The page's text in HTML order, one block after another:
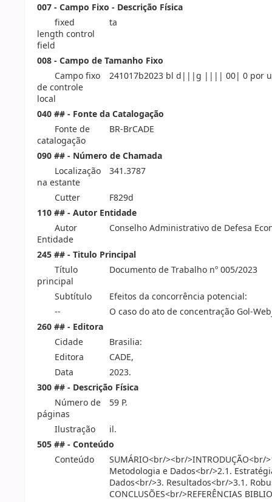
007 - Campo Fixo - Descrição Física
fixed
length control
field
ta
008 - Campo de Tamanho Fixo
Campo fixo
de controle
local
241017b2023 bl d|||g |||| 00| 0 por u
040 ## - Fonte da Catalogação
Fonte de
catalogação
BR-BrCADE
090 ## - Número de Chamada
Localização
na estante
341.3787
Cutter
F829d
110 ## - Autor Entidade
Autor
Entidade
Conselho Administrativo de Defesa
245 ## - Titulo Principal
Título
principal
Documento de Trabalho nº 005/2023
Subtítulo
Efeitos da concorrência potencial:
--
O caso do ato de concentração Gol-
260 ## - Editora
Cidade
Brasilia:
Editora
CADE,
Data
2023.
300 ## - Descrição Física
Número de
páginas
59 P.
Ilustração
il.
505 ## - Conteúdo
Conteúdo
SUMÁRIO<br/><br/
Metodologia e Dados<br/>2.1.
Dados<br/>3. Resultados<br/>3.1.
CONCLUSÕES<br/>REFERÊNCIAS